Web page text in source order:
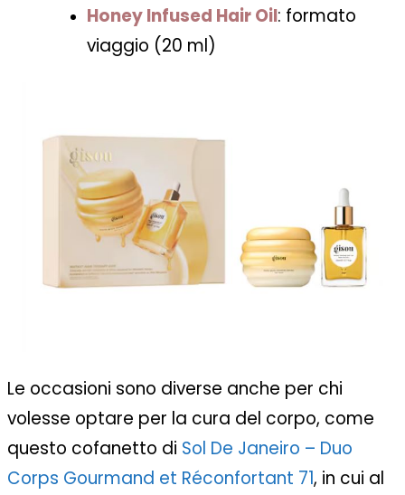
Honey Infused Hair Oil: formato
viaggio (20 ml)
Le occasioni sono diverse anche per chi
volesse optare per la cura del corpo, come
questo cofanetto di Sol De Janeiro – Duo
Corps Gourmand et Réconfortant 71, in cui al